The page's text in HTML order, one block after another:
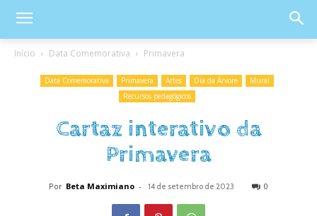
Início Data Comemorativa Primavera
Data Comemorativa Primavera Artes Dia da Árvore
Mural
Recursos pedagógicos
Cartaz interativo da
Primavera
Por Beta Maximiano - 14 de setembro de 2023 0